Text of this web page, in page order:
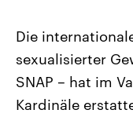
2026
Alle Informationen
Sachsen-Anhalt
September 2026
Landtag. Seit 2021
Die
sexualisierter
SNAP – hat im
Kardinäle